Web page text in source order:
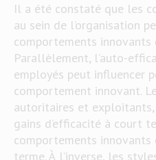
Il a été constaté que les
au sein de l’organisation
comportements innovants
Parallèlement, l’auto-
employés peut influencer
comportement innovant.
autoritaires et
gains d’efficacité à court
comportements innovants
terme. À l’inverse, les